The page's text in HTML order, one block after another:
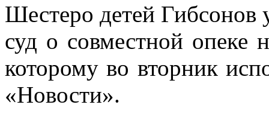
Шестеро детей Гибсонов
суд о совместной
которому во вторник
«Новости».